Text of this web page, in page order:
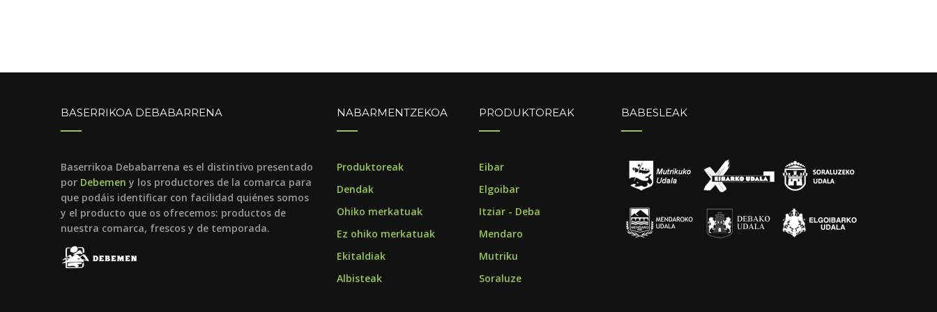
BASERRIKOA DEBABARRENA
Baserrikoa Debabarrena es el distintivo presentado
por Debemen y los productores de la comarca para
que podáis identificar con facilidad quiénes somos
y el producto que os ofrecemos: productos de
nuestra comarca, frescos y de temporada.
NABARMENTZEKOA
Produktoreak
Dendak
Ohiko merkatuak
Ez ohiko merkatuak
Ekitaldiak
Albisteak
PRODUKTOREAK
Eibar
Elgoibar
Itziar - Deba
Mendaro
Mutriku
Soraluze
BABESLEAK